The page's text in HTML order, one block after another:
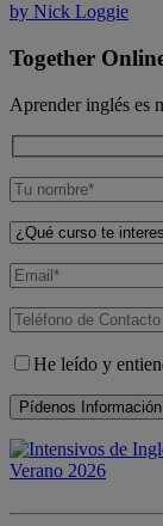
by Nick Loggie
Together
Aprender inglés es
He leído y